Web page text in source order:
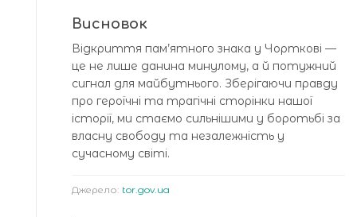
Висновок
Відкриття пам’ятного знака у Чорткові —
це не лише данина минулому, а й потужний
сигнал для майбутнього. Зберігаючи правду
про героїчні та трагічні сторінки нашої
історії, ми стаємо сильнішими у боротьбі за
власну свободу та незалежність у
сучасному світі.
Джерело: tor.gov.ua